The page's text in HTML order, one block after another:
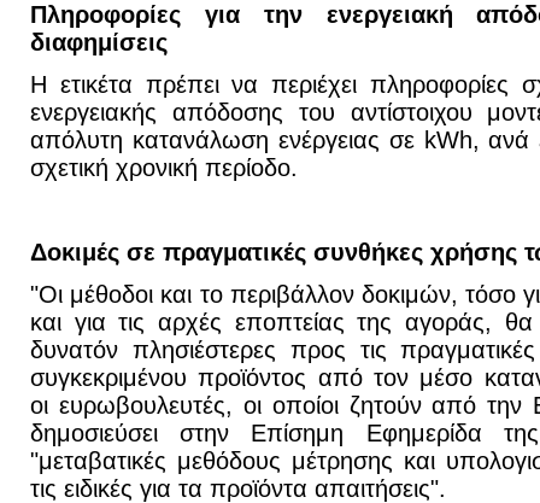
Πληροφορίες για την ενεργειακή
διαφημίσεις
Η ετικέτα πρέπει να περιέχει πληροφορίες
ενεργειακής απόδοσης του αντίστοιχου
απόλυτη κατανάλωση ενέργειας σε kWh,
σχετική χρονική περίοδο.
Δοκιμές σε πραγματικές συνθήκες χρήσης
"Οι μέθοδοι και το περιβάλλον δοκιμών, τόσο
και για τις αρχές εποπτείας της αγοράς,
δυνατόν πλησιέστερες προς τις
συγκεκριμένου προϊόντος από τον μέσο
οι ευρωβουλευτές, οι οποίοι ζητούν από
δημοσιεύσει στην Επίσημη Εφημερίδα
"μεταβατικές μεθόδους μέτρησης και
τις ειδικές για τα προϊόντα απαιτήσεις".